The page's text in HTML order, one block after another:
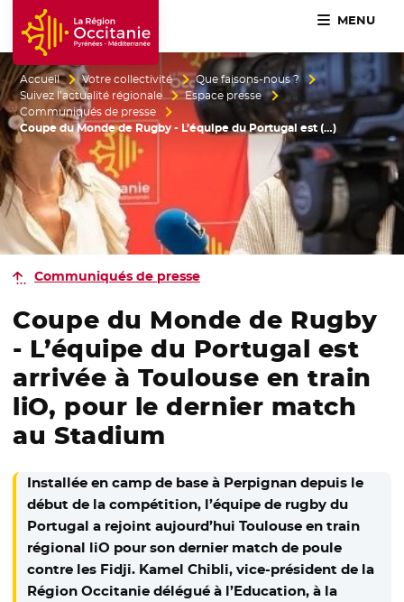
Accueil Région Occitanie / Pyrénées-Méditerranée
MENU
Accueil Votre collectivité
Que faisons-nous ?
Suivez l’actualité régionale
Espace presse
Communiqués de presse
Coupe du Monde de Rugby - L’équipe du Portugal est (…)
Communiqués de presse
Coupe du Monde de Rugby
- L’équipe du Portugal est
arrivée à Toulouse en train
liO, pour le dernier match
au Stadium
Installée en camp de base à Perpignan depuis le
début de la compétition, l’équipe de rugby du
Portugal a rejoint aujourd’hui Toulouse en train
régional liO pour son dernier match de poule
contre les Fidji. Kamel Chibli, vice-président de la
Région Occitanie délégué à l’Education, à la